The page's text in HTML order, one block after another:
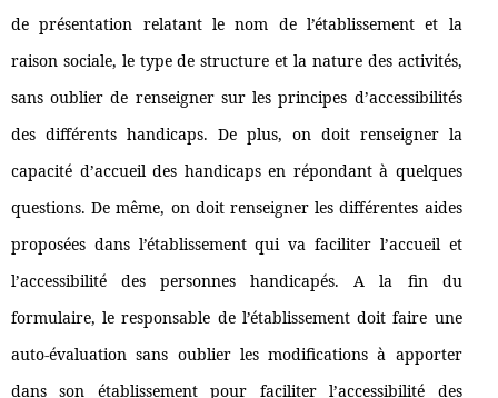
de présentation relatant le nom de l’établissement et la
raison sociale, le type de structure et la nature des activités,
sans oublier de renseigner sur les principes d’accessibilités
des différents handicaps. De plus, on doit renseigner la
capacité d’accueil des handicaps en répondant à quelques
questions. De même, on doit renseigner les différentes aides
proposées dans l’établissement qui va faciliter l’accueil et
l’accessibilité des personnes handicapés. A la fin du
formulaire, le responsable de l’établissement doit faire une
auto-évaluation sans oublier les modifications à apporter
dans son établissement pour faciliter l’accessibilité des